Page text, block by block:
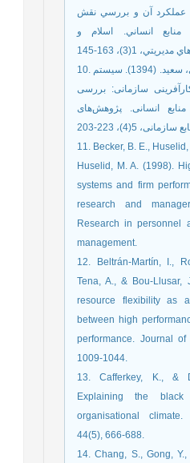
عملكرد آن و بررسي نقش
منابع انساني. اسلام و
10. گنجعلی، اسداله؛ رضایی، سعید. (1394). سیستم
سازمانی: بررسی
انسانی. پژوهش‌های
11. Becker, B. E.,
Huselid, M. A. (1998).
systems and firm
research and
Research in personnel
management.
12. Beltrán-Martín, I.,
Tena, A., & Bou-Llusar,
resource flexibility as
between high
performance. Journal
1009-1044.
13. Cafferkey, K., &
Explaining the
organisational
44(5), 666-688.
14. Chang, S., Gong,